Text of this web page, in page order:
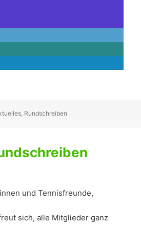
Rundschreiben
und Tennisfreunde,
sich, alle Mitglieder ganz